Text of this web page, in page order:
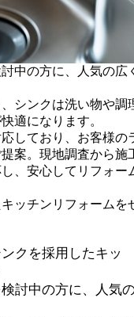
中の方に、人気の広
シンクは洗い物や調
適になります。
しており、お客様の
案。現地調査から施
、安心してリフォー
ッチンリフォームを
クを採用したキッ
討中の方に、人気